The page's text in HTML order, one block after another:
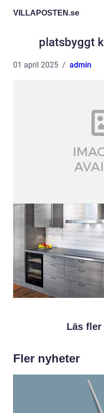
VILLAPOSTEN.se
platsbyggt
01 april 2025 admin
Läs
Fler nyheter